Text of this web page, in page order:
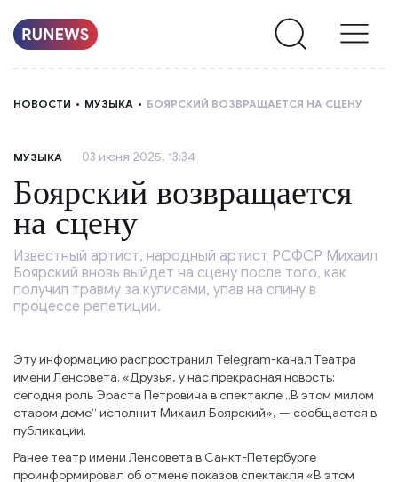
О
НОВОСТИ МУЗЫКА БОЯРСКИЙ ВОЗВРАЩАЕТСЯ НА СЦЕНУ
МУЗЫКА 03 июня 2025, 13:34
Боярский возвращается
на сцену
Известный артист, народный артист РСФСР Михаил
Боярский вновь выйдет на сцену после того, как
получил травму за кулисами, упав на спину в
процессе репетиции.
Эту информацию распространил Telegram-канал Театра
имени Ленсовета. «Друзья, у нас прекрасная новость:
сегодня роль Эраста Петровича в спектакле „В этом милом
старом доме“ исполнит Михаил Боярский», — сообщается в
публикации.
Ранее театр имени Ленсовета в Санкт-Петербурге
проинформировал об отмене показов спектакля «В этом